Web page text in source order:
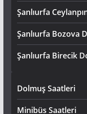
Şanlıurfa
Şanlıurfa Bozova
Şanlıurfa Birecik
Dolmuş Saatleri
Minibüs Saatleri